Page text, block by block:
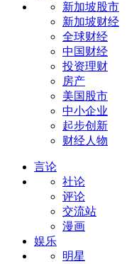
新加坡股市
新加坡财经
全球财经
中国财经
投资理财
房产
美国股市
中小企业
起步创新
财经人物
言论
社论
评论
交流站
漫画
娱乐
明星